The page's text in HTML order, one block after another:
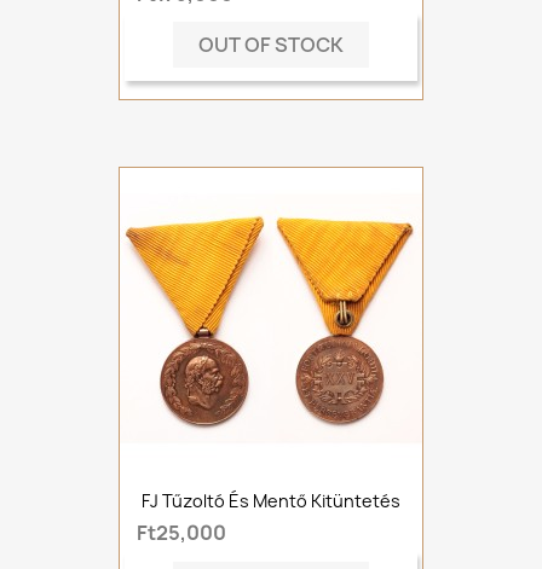
OUT OF STOCK
FJ Tűzoltó És Mentő Kitüntetés
Ft25,000